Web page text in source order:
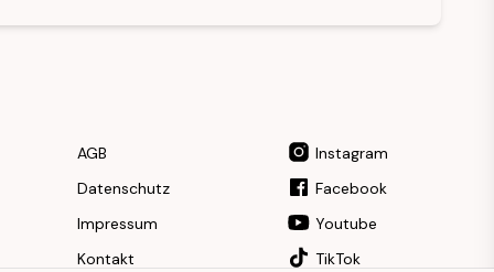
AGB
Datenschutz
Impressum
Kontakt
Instagram
Facebook
Youtube
TikTok